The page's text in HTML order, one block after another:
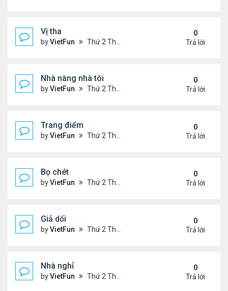
Vị tha
byVietFun Thứ 2 Tháng 1 03, 2022 9:25 pm
0
Trả lời
Nhà nàng nhà tôi
byVietFun Thứ 2 Tháng 1 03, 2022 9:24 pm
0
Trả lời
Trang điểm
byVietFun Thứ 2 Tháng 1 03, 2022 9:18 pm
0
Trả lời
Bọ chét
byVietFun Thứ 2 Tháng 1 03, 2022 9:16 pm
0
Trả lời
Giả dối
byVietFun Thứ 2 Tháng 1 03, 2022 9:13 pm
0
Trả lời
Nhà nghỉ
byVietFun Thứ 2 Tháng 1 03, 2022 9:11 pm
0
Trả lời